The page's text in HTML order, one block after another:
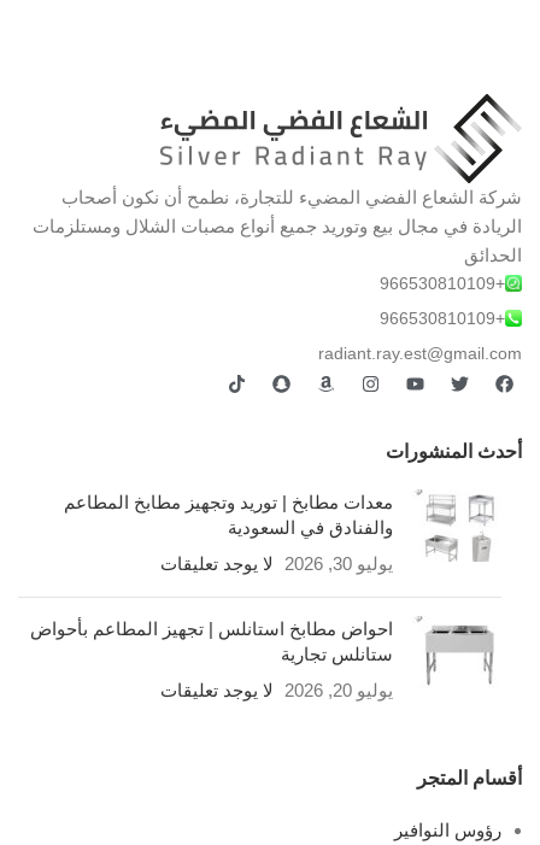
شركة الشعاع الفضي المضيء للتجارة، نطمح أن نكون أصحاب
الريادة في مجال بيع وتوريد جميع أنواع مصبات الشلال ومستلزمات
الحدائق
+966530810109
+966530810109
radiant.ray.est@gmail.com
أحدث المنشورات
معدات مطابخ | توريد وتجهيز مطابخ المطاعم
والفنادق في السعودية
يوليو 30, 2026
لا يوجد تعليقات
احواض مطابخ استانلس | تجهيز المطاعم بأحواض
ستانلس تجارية
يوليو 20, 2026
لا يوجد تعليقات
أقسام المتجر
رؤوس النوافير